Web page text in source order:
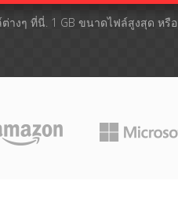
ต่างๆ​ ที่นี่. 1 GB ขนาดไฟล์สูงสุด หรือ